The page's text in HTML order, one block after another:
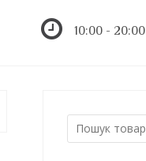
10:00 - 20:00
Ш